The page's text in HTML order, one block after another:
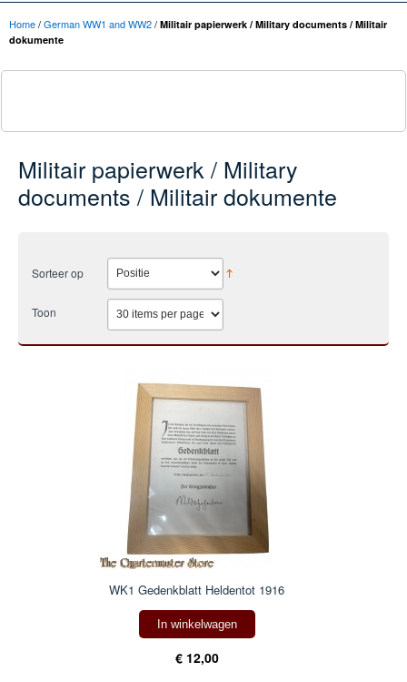
Home/German WW1 and WW2/ Militair papierwerk / Military documents / Militair
dokumente
Militair papierwerk / Military
documents / Militair dokumente
Sorteer op
Toon
WK1 Gedenkblatt Heldentot 1916
In winkelwagen
€ 12,00